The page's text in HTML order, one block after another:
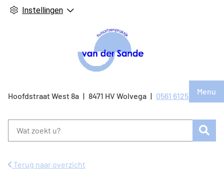
Instellingen
Menu
Hoofdstraat West8a 8471 HV Wolvega Tel:
0561 612514
Terug naar overzicht